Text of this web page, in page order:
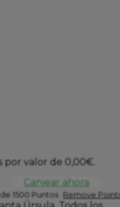
por valor de 0,00€.
Canjear ahora
1500 Puntos Remove